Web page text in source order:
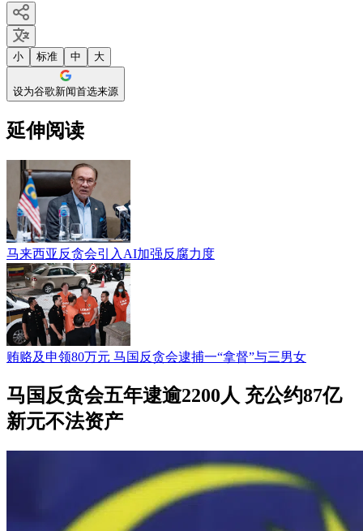
小 标准 中 大
设为谷歌新闻首选来源
延伸阅读
马来西亚反贪会引入AI加强反腐力度
贿赂及申领80万元 马国反贪会逮捕一“拿督”与三男女
马国反贪会五年逮逾2200人 充公约87亿
新元不法资产